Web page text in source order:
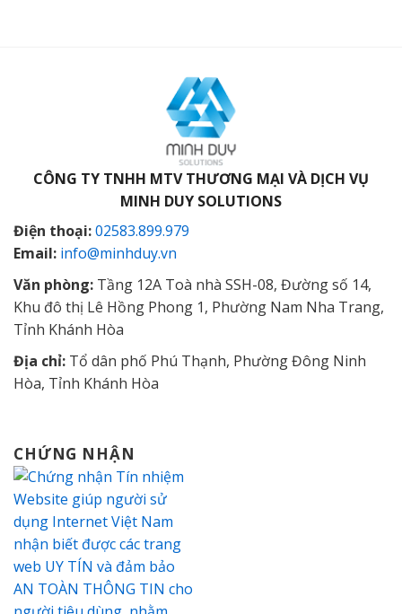
CÔNG TY TNHH MTV THƯƠNG MẠI VÀ DỊCH VỤ
MINH DUY SOLUTIONS
Điện thoại:02583.899.979
Email: info@minhduy.vn
Văn phòng: Tầng 12A Toà nhà SSH-08, Đường số 14,
Khu đô thị Lê Hồng Phong 1, Phường Nam Nha Trang,
Tỉnh Khánh Hòa
Địa chỉ: Tổ dân phố Phú Thạnh, Phường Đông Ninh
Hòa, Tỉnh Khánh Hòa
CHỨNG NHẬN